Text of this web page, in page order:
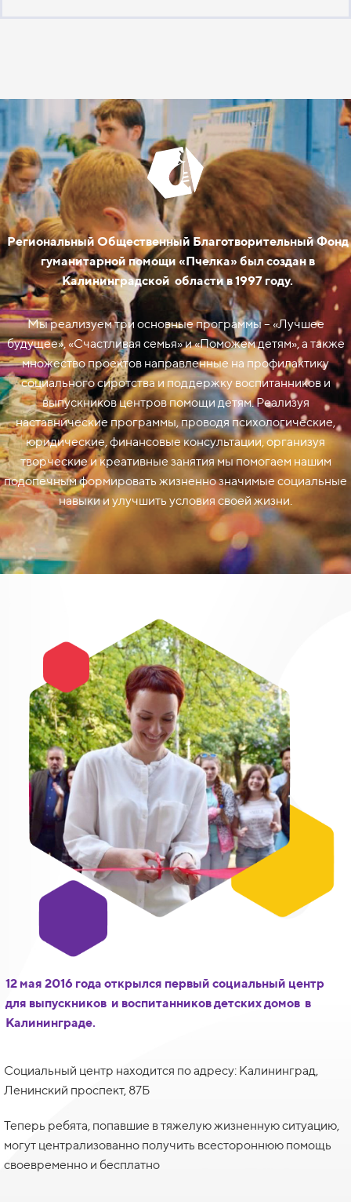
Региональный Общественный Благотворительный Фонд
гуманитарной помощи «Пчелка» был создан в
Калининградской области в 1997 году.
Мы реализуем три основные программы – «Лучшее
будущее», «Счастливая семья» и «Поможем детям», а также
множество проектов направленные на профилактику
социального сиротства и поддержку воспитанников и
выпускников центров помощи детям. Реализуя
наставнические программы, проводя психологические,
юридические, финансовые консультации, организуя
творческие и креативные занятия мы помогаем нашим
подопечным формировать жизненно значимые социальные
навыки и улучшить условия своей жизни.
12 мая 2016 года открылся первый социальный центр
для выпускников и воспитанников детских домов в
Калининграде.
Социальный центр находится по адресу: Калининград,
Ленинский проспект, 87Б
Теперь ребята, попавшие в тяжелую жизненную ситуацию,
могут централизованно получить всестороннюю помощь
своевременно и бесплатно